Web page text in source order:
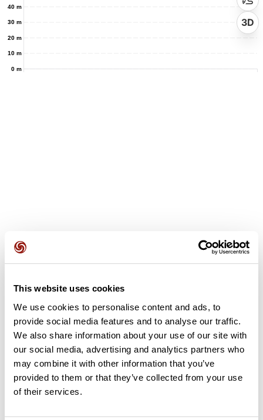
This website uses cookies
We use cookies to personalise content and ads, to
provide social media features and to analyse our traffic.
We also share information about your use of our site with
our social media, advertising and analytics partners who
may combine it with other information that you’ve
provided to them or that they’ve collected from your use
of their services.
0 m
10 m
20 m
30 m
40 m
3D
Ajouter un avis
Découvrez ce parcours de randonnée de 11 km à proximité de